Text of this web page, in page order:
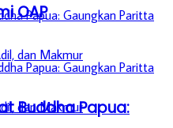
Buddha Papua:
OAP